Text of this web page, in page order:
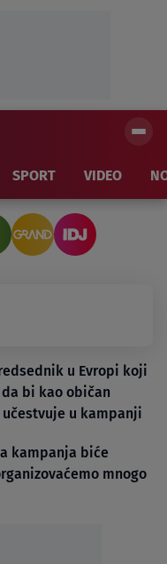
SPORT VIDEO
u Evropi koji
bi kao običan
u kampanji
kampanja biće
mnogo